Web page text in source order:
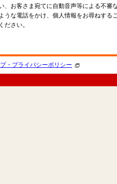
、お客さま宛てに自動音声等による不審
うな電話をかけ、個人情報をお尋ねする
ださい。
・プライバシーポリシー